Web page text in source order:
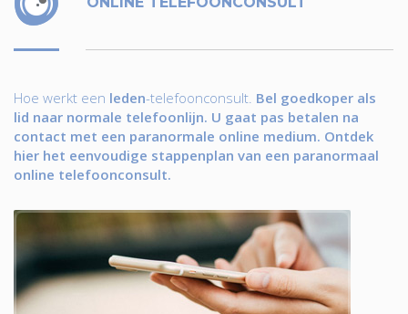
Hoe werkt een leden-telefoonconsult. Bel goedkoper als
lid naar normale telefoonlijn. U gaat pas betalen na
contact met een paranormale online medium. Ontdek
hier het eenvoudige stappenplan van een paranormaal
online telefoonconsult.